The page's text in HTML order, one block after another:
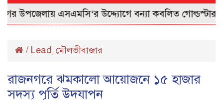
এসএমসি‘র উদ্দ্যোগে বন্যা কবলিত গোল্ডস্টার
/ Lead, মৌলভীবাজার
রাজনগরে ঝমকালো আয়োজনে ১৫ হাজার
সদস্য পূর্তি উদযাপন